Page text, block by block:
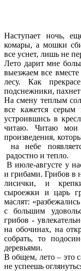
Наступает ночь,
комары, а мошки
все уснет, лишь не
Лето дарит мне
выезжаем все вместе
лесу. Как
подснежники,
На смену теплым
все кажется
устроившись в
читаю. Читаю
произведения,
на небе
радостно и тепло.
В июле-августе у
и грибами. Грибов в
лисички, и
сыроежки и царь
маслят:
с большим
грибов -
на обочинах, на
собрать, то
деревьями.
В общем, лето – это
не успеешь